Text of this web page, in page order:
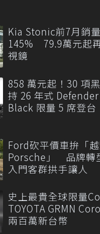
Kia Stonic前7月銷
145% 79.9萬元起
視鏡
858 萬元起！30 項
持 26 年式 Defender
Black 限量 5 席登台
Ford砍平價車拚「
Porsche」 品牌轉
入門客群拱手讓人
史上最貴全球限量
TOYOTA GRMN
兩百萬新台幣